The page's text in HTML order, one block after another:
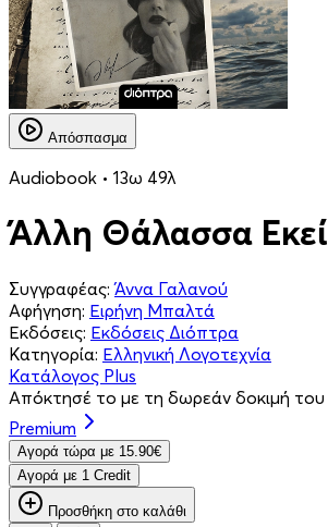
Απόσπασμα
Audiobook • 13ω 49λ
Άλλη Θάλασσα Εκεί
Συγγραφέας: Άννα Γαλανού
Αφήγηση: Ειρήνη Μπαλτά
Εκδόσεις: Εκδόσεις Διόπτρα
Κατηγορία: Ελληνική Λογοτεχνία
Κατάλογος Plus
Απόκτησέ το με τη δωρεάν δοκιμή του
Premium
Aγορά τώρα με 15.90€
Aγορά με 1 Credit
Προσθήκη στο καλάθι